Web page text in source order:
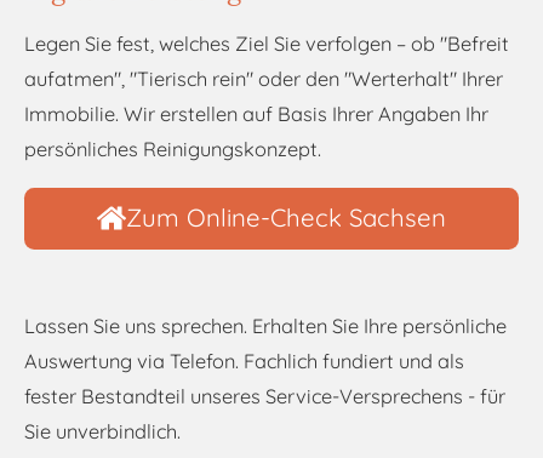
Legen Sie fest, welches Ziel Sie verfolgen – ob "Befreit
aufatmen", "Tierisch rein" oder den "Werterhalt" Ihrer
Immobilie. Wir erstellen auf Basis Ihrer Angaben Ihr
persönliches Reinigungskonzept.
Zum Online-Check Sachsen
Lassen Sie uns sprechen. Erhalten Sie Ihre persönliche
Auswertung via Telefon. Fachlich fundiert und als
fester Bestandteil unseres Service-Versprechens - für
Sie unverbindlich.